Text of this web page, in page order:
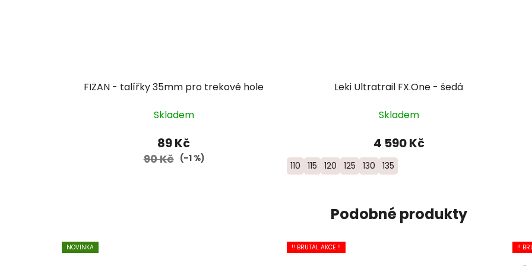
FIZAN - talířky 35mm pro trekové hole
Skladem
89 Kč
90 Kč (–1 %)
Leki Ultratrail FX.One - šedá
Skladem
4 590 Kč
110 115 120 125 130 135
Podobné produkty
NOVINKA !! BRUTAL AKCE !! !!